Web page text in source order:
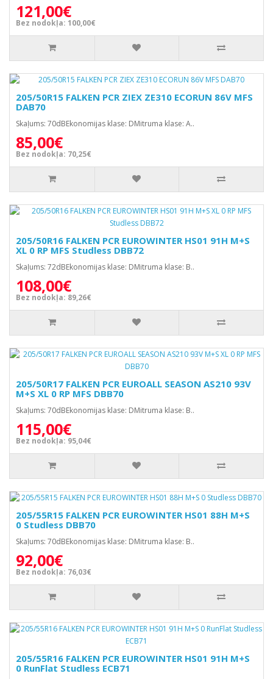
121,00€
Bez nodokļa: 100,00€
205/50R15 FALKEN PCR ZIEX ZE310 ECORUN 86V MFS
DAB70
Skaļums: 70dBEkonomijas klase: DMitruma klase: A..
85,00€
Bez nodokļa: 70,25€
205/50R16 FALKEN PCR EUROWINTER HS01 91H M+S
XL 0 RP MFS Studless DBB72
Skaļums: 72dBEkonomijas klase: DMitruma klase: B..
108,00€
Bez nodokļa: 89,26€
205/50R17 FALKEN PCR EUROALL SEASON AS210 93V
M+S XL 0 RP MFS DBB70
Skaļums: 70dBEkonomijas klase: DMitruma klase: B..
115,00€
Bez nodokļa: 95,04€
205/55R15 FALKEN PCR EUROWINTER HS01 88H M+S
0 Studless DBB70
Skaļums: 70dBEkonomijas klase: DMitruma klase: B..
92,00€
Bez nodokļa: 76,03€
205/55R16 FALKEN PCR EUROWINTER HS01 91H M+S
0 RunFlat Studless ECB71